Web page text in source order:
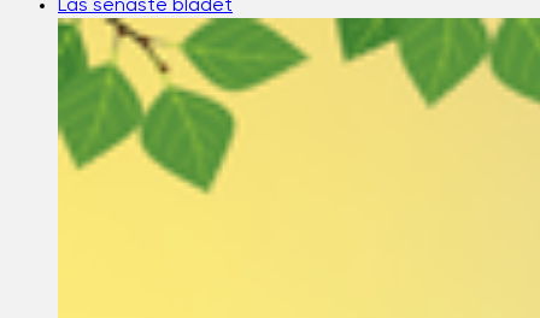
Läs senaste bladet